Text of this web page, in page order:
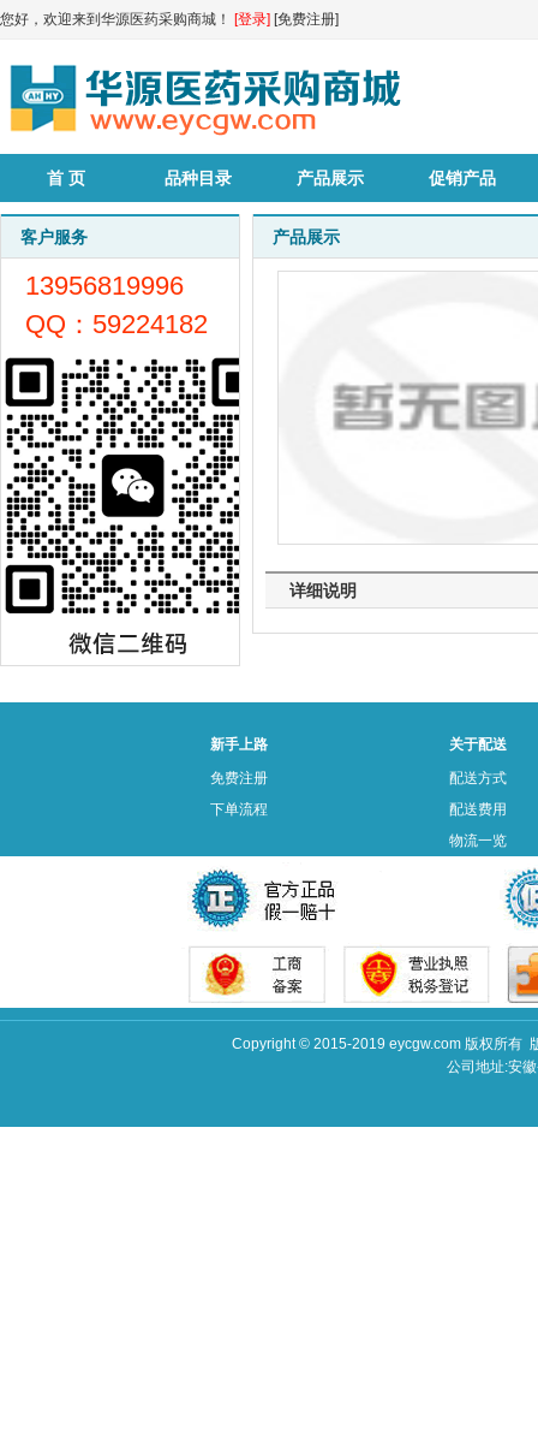
您好，欢迎来到华源医药采购商城！ [登录] [免费注册]
首 页 品种目录 产品展示 促销产品
客户服务
13956819996
QQ：59224182
产品展示
详细说明
新手上路
免费注册
下单流程
关于配送
配送方式
配送费用
物流一览
Copyright © 2015-2019 eycgw.com 版权所有
公司地址:安